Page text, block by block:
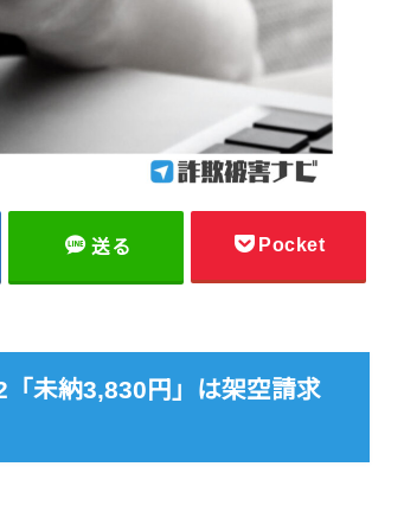
送る Pocket
「未納3,830円」は架空請求